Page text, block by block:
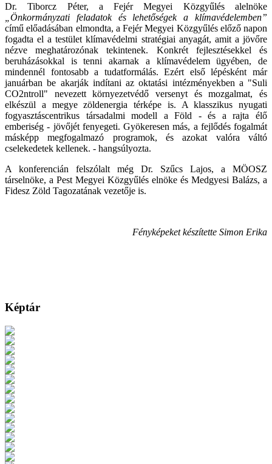
Dr. Tiborcz Péter, a Fejér Megyei Közgyűlés alelnöke
„Önkormányzati feladatok és lehetőségek a klímavédelemben”
című előadásában elmondta, a Fejér Megyei Közgyűlés előző napon
fogadta el a testület klímavédelmi stratégiai anyagát, amit a jövőre
nézve meghatározónak tekintenek. Konkrét fejlesztésekkel és
beruházásokkal is tenni akarnak a klímavédelem ügyében, de
mindennél fontosabb a tudatformálás. Ezért első lépésként már
januárban be akarják indítani az oktatási intézményekben a "Suli
CO2ntroll" nevezett környezetvédő versenyt és mozgalmat, és
elkészül a megye zöldenergia térképe is. A klasszikus nyugati
fogyasztáscentrikus társadalmi modell a Föld - és a rajta élő
emberiség - jövőjét fenyegeti. Gyökeresen más, a fejlődés fogalmát
másképp megfogalmazó programok, és azokat valóra váltó
cselekedetek kellenek. - hangsúlyozta.
A konferencián felszólalt még Dr. Szűcs Lajos, a MÖOSZ
társelnöke, a Pest Megyei Közgyűlés elnöke és Medgyesi Balázs, a
Fidesz Zöld Tagozatának vezetője is.
Fényképeket készítette Simon Erika
Képtár